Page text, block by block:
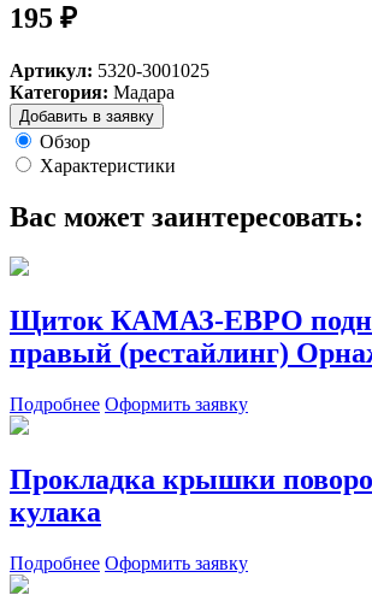
195 ₽
Артикул: 5320-3001025
Категория: Мадара
Добавить в заявку
Обзор
Характеристики
Вас может заинтересовать:
Щиток КАМАЗ-ЕВРО
правый (рестайлинг)
Подробнее Оформить заявку
Прокладка крышки
кулака
Подробнее Оформить заявку